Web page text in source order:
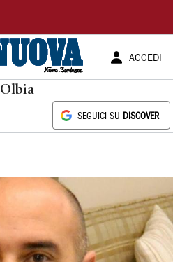
ACCEDI
Olbia
SEGUICI SU DISCOVER